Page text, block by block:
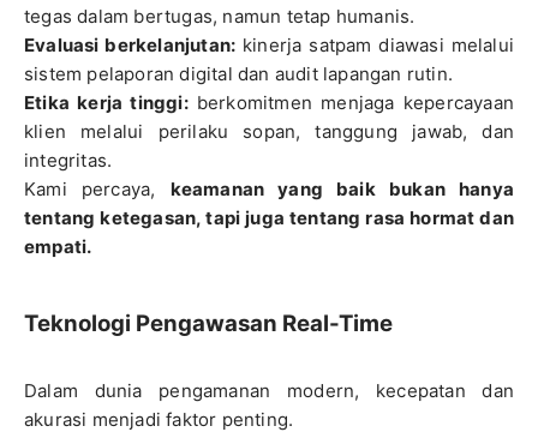
tegas dalam bertugas, namun tetap humanis.
Evaluasi berkelanjutan: kinerja satpam diawasi melalui
sistem pelaporan digital dan audit lapangan rutin.
Etika kerja tinggi:berkomitmen menjaga kepercayaan
klien melalui perilaku sopan, tanggung jawab, dan
integritas.
Kami percaya, keamanan yang baik bukan hanya
tentang ketegasan, tapi juga tentang rasa hormat dan
empati.
Teknologi Pengawasan Real-Time
Dalam dunia pengamanan modern, kecepatan dan
akurasi menjadi faktor penting.